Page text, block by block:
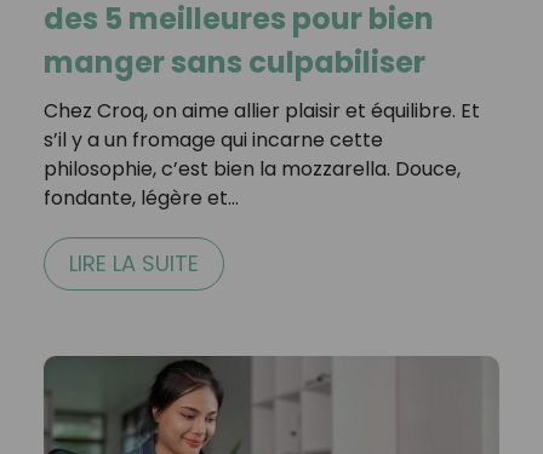
des 5 meilleures pour bien
manger sans culpabiliser
Chez Croq, on aime allier plaisir et équilibre. Et
s’il y a un fromage qui incarne cette
philosophie, c’est bien la mozzarella. Douce,
fondante, légère et…
LIRE LA SUITE